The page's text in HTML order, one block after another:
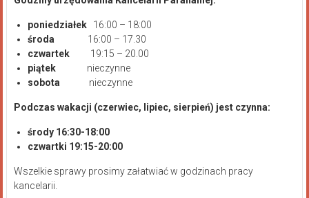
poniedziałek
16:00 – 18:00
środa
16:00 – 17.30
czwartek 19:15 – 20.00
piątek
nieczynne
sobota nieczynne
Podczas wakacji (czerwiec, lipiec, sierpień) jest czynna:
środy 16:30-18:00
czwartki 19:15-20:00
Wszelkie sprawy prosimy załatwiać w godzinach pracy
kancelarii.